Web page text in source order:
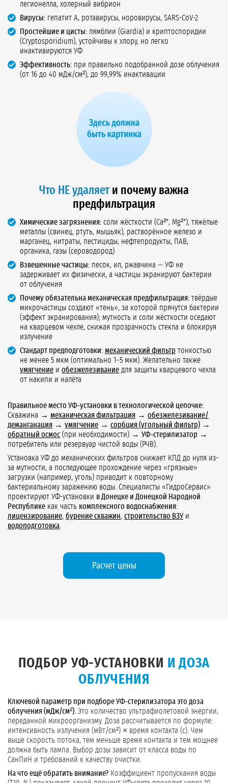
легионелла, холерный вибрион
Вирусы: гепатит А, ротавирусы, норовирусы, SARS-CoV-2
Простейшие и цисты: лямблии (Giardia) и криптоспоридии
(Cryptosporidium), устойчивы к хлору, но легко
инактивируются УФ
Эффективность: при правильно подобранной дозе облучения
(от 16 до 40 мДж/см²), до 99,99% инактивации
Что НЕ удаляети почему важна
предфильтрация
Химические загрязнения: соли жёсткости (Ca²⁺, Mg²⁺), тяжёлые
металлы (свинец, ртуть, мышьяк), растворённое железо и
марганец, нитраты, пестициды, нефтепродукты, ПАВ,
органика, газы (сероводород)
Взвешенные частицы: песок, ил, ржавчина — УФ не
задерживает их физически, а частицы экранируют бактерии
от облучения
Почему обязательна механическая предфильтрация: твёрдые
микрочастицы создают «тень», за которой прячутся бактерии
(эффект экранирования); мутность и соли жёсткости оседают
на кварцевом чехле, снижая прозрачность стекла и блокируя
излучение
Стандарт предподготовки: механический фильтр тонкостью
не менее 5 мкм (оптимально 1–5 мкм). Желательно также
умягчение и обезжелезивание для защиты кварцевого чехла
от накипи и налёта
Правильное место УФ-установки в технологической цепочке:
Скважина → механическая фильтрация → обезжелезивание/
деманганация → умягчение → сорбция (угольный фильтр) →
обратный осмос (при необходимости) → УФ-стерилизатор →
потребитель или резервуар чистой воды (РЧВ).
Установка УФ до механических фильтров снижает КПД до нуля из-
за мутности, а последующее прохождение через «грязные»
загрузки (например, уголь) приводит к повторному
бактериальному заражению воды. Специалисты «ГидроСервис»
проектируют УФ-установки в Донецке и Донецкой Народной
Республике как часть комплексного водоснабжения:
лицензирование, бурение скважин, строительство ВЗУи
водоподготовка
Расчет цены
ПОДБОР УФ-УСТАНОВКИ И ДОЗА
ОБЛУЧЕНИЯ
Ключевой параметр при подборе УФ-стерилизатора это доза
облучения (мДж/см²). Это количество ультрафиолетовой энергии,
переданной микроорганизму. Доза рассчитывается по формуле:
интенсивность излучения (мВт/см²) × время контакта (с). Чем
выше скорость потока, тем меньше время контакта и тем мощнее
должна быть лампа. Выбор дозы зависит от класса воды по
СанПиН и требований к качеству очистки.
На что ещё обратить внимание? Коэффициент пропускания воды